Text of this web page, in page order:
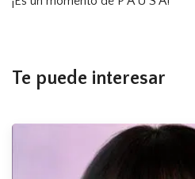
Te puede interesar